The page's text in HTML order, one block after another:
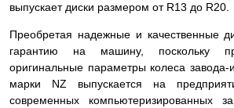
выпускает диски размером от R13 до R20.
Преобретая надежные и качественные
гарантию на машину, поскольку
оригинальные параметры колеса завода-
марки NZ выпускается на
современных компьютеризированных